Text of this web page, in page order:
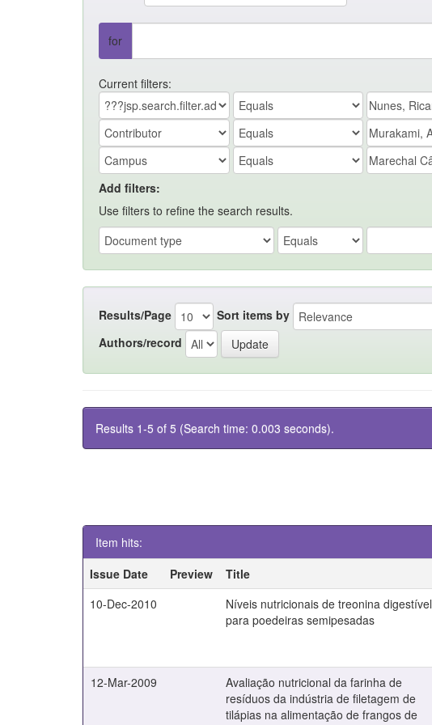
for
Current filters:
Add filters:
Use filters to refine the search results.
Results/Page Sort items by
Authors/record
Results 1-5 of 5 (Search time: 0.003 seconds).
Item hits:
Issue Date
Preview Title
10-Dec-2010
Níveis nutricionais de treonina digestível
para poedeiras semipesadas
12-Mar-2009
Avaliação nutricional da farinha de
resíduos da indústria de filetagem de
tilápias na alimentação de frangos de